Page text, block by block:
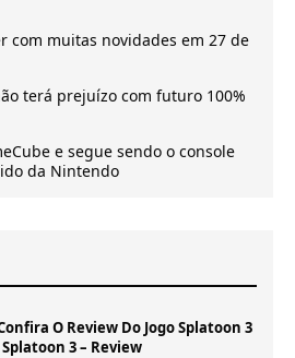
com muitas novidades em 27 de
terá prejuízo com futuro 100%
e segue sendo o console
da Nintendo
O Review Do Jogo Splatoon 3
Splatoon 3 – Review